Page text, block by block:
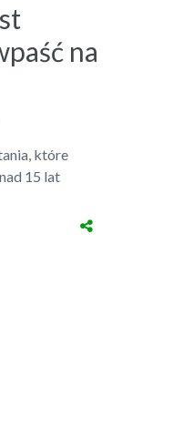
na
które
15 lat